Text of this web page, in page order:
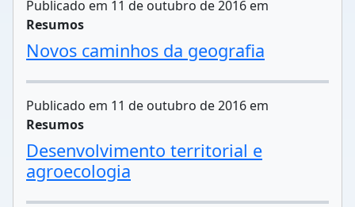
Publicado em 11 de outubro de 2016 em
Resumos
Novos caminhos da geografia
Publicado em 11 de outubro de 2016 em
Resumos
Desenvolvimento territorial e
agroecologia